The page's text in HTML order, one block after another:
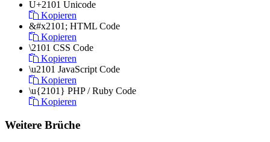
U+2101 Unicode
Kopieren
&#x2101; HTML Code
Kopieren
\2101 CSS Code
Kopieren
\u2101 JavaScript Code
Kopieren
\u{2101} PHP / Ruby Code
Kopieren
Weitere Brüche